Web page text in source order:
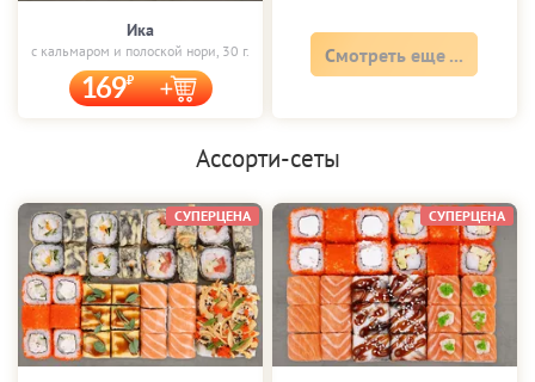
Ика
с кальмаром и полоской нори, 30 г.
169
Смотреть еще ...
Ассорти-сеты
СУПЕРЦЕНА СУПЕРЦЕНА